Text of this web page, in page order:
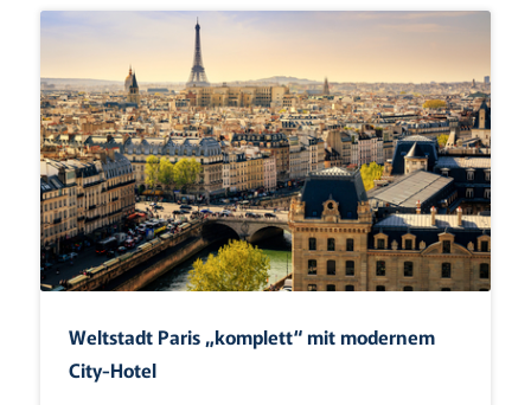
Weltstadt Paris „komplett“ mit modernem
City-Hotel